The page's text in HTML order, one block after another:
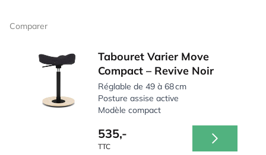
Comparer
Tabouret Varier Move
Compact – Revive Noir
Réglable de 49 à 68 cm
Posture assise active
Modèle compact
535,-
TTC